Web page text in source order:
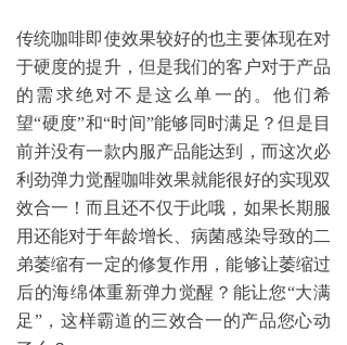
传统咖啡即使效果较好的也主要体现在对
于硬度的提升，但是我们的客户对于产品
的需求绝对不是这么单一的。他们希
望“硬度”和“时间”能够同时满足？但是目
前并没有一款内服产品能达到，而这次必
利劲弹力觉醒咖啡效果就能很好的实现双
效合一！而且还不仅于此哦，如果长期服
用还能对于年龄增长、病菌感染导致的二
弟萎缩有一定的修复作用，能够让萎缩过
后的海绵体重新弹力觉醒？能让您“大满
足”，这样霸道的三效合一的产品您心动